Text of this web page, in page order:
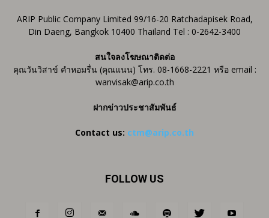
ARIP Public Company Limited 99/16-20 Ratchadapisek Road,
Din Daeng, Bangkok 10400 Thailand Tel : 0-2642-3400
สนใจลงโฆษณาติดต่อ
คุณวันวิสาข์ คำหอมรื่น (คุณแนน) โทร. 08-1668-2221 หรือ email :
wanvisak@arip.co.th
ฝากข่าวประชาสัมพันธ์
Contact us: ctm@arip.co.th
FOLLOW US